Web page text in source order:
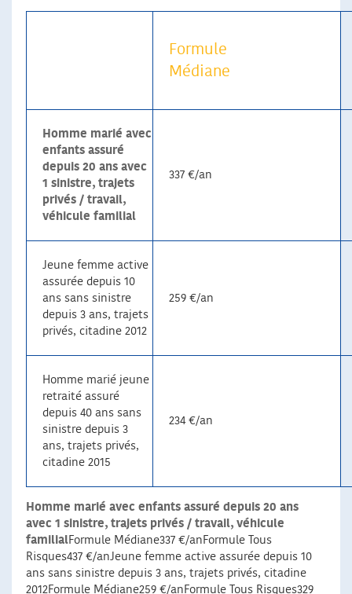
Formule
Médiane
Homme marié avec
enfants assuré
depuis 20 ans avec
1 sinistre, trajets
privés / travail,
véhicule familial
337 €/an
Jeune femme active
assurée depuis 10
ans sans sinistre
depuis 3 ans, trajets
privés, citadine 2012
259 €/an
Homme marié jeune
retraité assuré
depuis 40 ans sans
sinistre depuis 3
ans, trajets privés,
citadine 2015
234 €/an
Homme marié avec enfants assuré depuis 20 ans
avec 1 sinistre, trajets privés / travail, véhicule
familialFormule Médiane337 €/anFormule Tous
Risques437 €/anJeune femme active assurée depuis 10
ans sans sinistre depuis 3 ans, trajets privés, citadine
2012Formule Médiane259 €/anFormule Tous Risques329